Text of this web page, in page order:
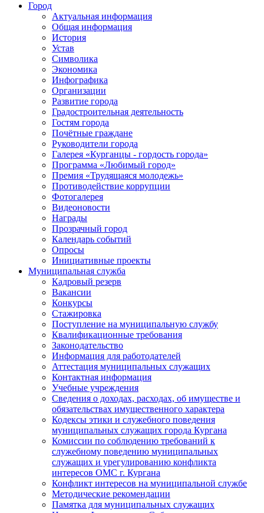
Город
Актуальная информация
Общая информация
История
Устав
Символика
Экономика
Инфографика
Организации
Развитие города
Градостроительная деятельность
Гостям города
Почётные граждане
Руководители города
Галерея «Курганцы - гордость города»
Программа «Любимый город»
Премия «Трудящаяся молодежь»
Противодействие коррупции
Фотогалерея
Видеоновости
Награды
Прозрачный город
Календарь событий
Опросы
Инициативные проекты
Муниципальная служба
Кадровый резерв
Вакансии
Конкурсы
Стажировка
Поступление на муниципальную службу
Квалификационные требования
Законодательство
Информация для работодателей
Аттестация муниципальных служащих
Контактная информация
Учебные учреждения
Сведения о доходах, расходах, об имуществе и
обязательствах имущественного характера
Кодексы этики и служебного поведения
муниципальных служащих города Кургана
Комиссии по соблюдению требований к
служебному поведению муниципальных
служащих и урегулированию конфликта
интересов ОМС г. Кургана
Конфликт интересов на муниципальной службе
Методические рекомендации
Памятка для муниципальных служащих